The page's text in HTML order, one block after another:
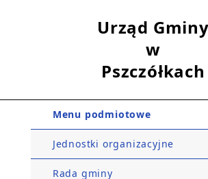
Urząd Gminy
w
Pszczółkach
Menu podmiotowe
Jednostki organizacyjne
Rada gminy